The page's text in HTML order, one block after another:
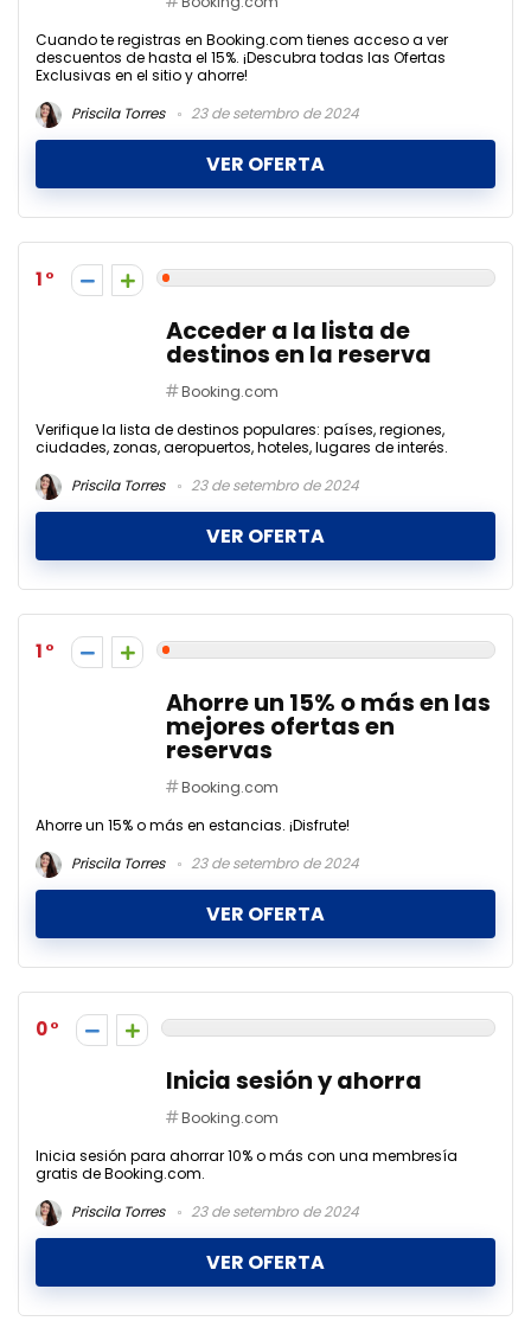
Cuando te registras en Booking.com tienes acceso a ver
descuentos de hasta el 15%. ¡Descubra todas las Ofertas
Exclusivas en el sitio y ahorre!
Priscila Torres
23 de setembro de 2024
VER OFERTA
1
Acceder a la lista de
destinos en la reserva
Booking.com
Verifique la lista de destinos populares: países, regiones,
ciudades, zonas, aeropuertos, hoteles, lugares de interés.
Priscila Torres
23 de setembro de 2024
VER OFERTA
1
Ahorre un 15% o más en las
mejores ofertas en
reservas
Booking.com
Ahorre un 15% o más en estancias. ¡Disfrute!
Priscila Torres
23 de setembro de 2024
VER OFERTA
0
Inicia sesión y ahorra
Booking.com
Inicia sesión para ahorrar 10% o más con una membresía
gratis de Booking.com.
Priscila Torres
23 de setembro de 2024
VER OFERTA